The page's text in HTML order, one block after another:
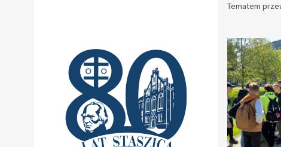
Tematem